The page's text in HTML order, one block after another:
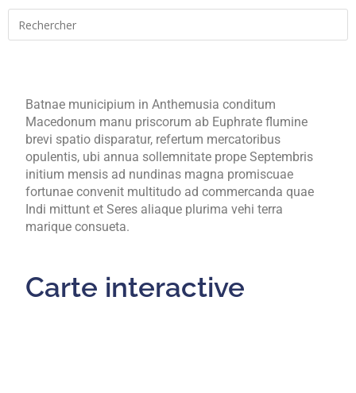
Batnae municipium in Anthemusia conditum
Macedonum manu priscorum ab Euphrate flumine
brevi spatio disparatur, refertum mercatoribus
opulentis, ubi annua sollemnitate prope Septembris
initium mensis ad nundinas magna promiscuae
fortunae convenit multitudo ad commercanda quae
Indi mittunt et Seres aliaque plurima vehi terra
marique consueta.
Carte interactive